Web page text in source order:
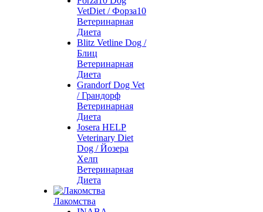
VetDiet / Форза10
Ветеринарная
Диета
Blitz Vetline Dog /
Блиц
Ветеринарная
Диета
Grandorf Dog Vet
/ Грандорф
Ветеринарная
Диета
Josera HELP
Veterinary Diet
Dog / Йозера
Хелп
Ветеринарная
Диета
Лакомства